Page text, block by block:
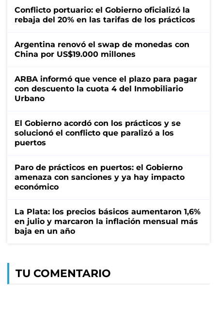
Conflicto portuario: el Gobierno oficializó la
rebaja del 20% en las tarifas de los prácticos
Argentina renovó el swap de monedas con
China por US$19.000 millones
ARBA informó que vence el plazo para pagar
con descuento la cuota 4 del Inmobiliario
Urbano
El Gobierno acordó con los prácticos y se
solucionó el conflicto que paralizó a los
puertos
Paro de prácticos en puertos: el Gobierno
amenaza con sanciones y ya hay impacto
económico
La Plata: los precios básicos aumentaron 1,6%
en julio y marcaron la inflación mensual más
baja en un año
TU COMENTARIO